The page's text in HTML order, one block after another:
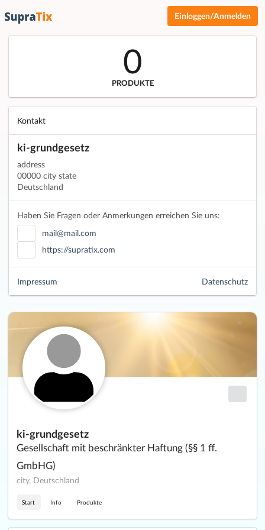
Einloggen/Anmelden
ki-grundgesetz
Gesellschaft mit beschränkter Haftung (§§ 1 ff.
GmbHG)
city, Deutschland
Start Info Produkte
0
PRODUKTE
Kontakt
ki-grundgesetz
address
00000 city state
Deutschland
Haben Sie Fragen oder Anmerkungen erreichen Sie uns:
mail@mail.com
https://supratix.com
Datenschutz
Impressum